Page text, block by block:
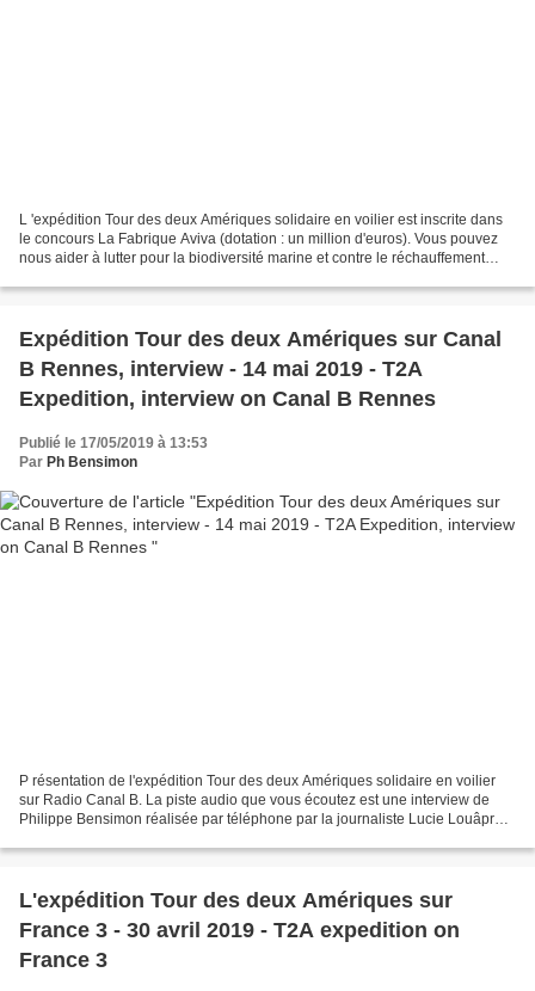
L 'expédition Tour des deux Amériques solidaire en voilier est inscrite dans
le concours La Fabrique Aviva (dotation : un million d'euros). Vous pouvez
nous aider à lutter pour la biodiversité marine et contre le réchauffement
Expédition Tour des deux Amériques sur Canal
B Rennes, interview - 14 mai 2019 - T2A
Expedition, interview on Canal B Rennes
Publié le 17/05/2019 à 13:53
Par Ph Bensimon
P résentation de l'expédition Tour des deux Amériques solidaire en voilier
sur Radio Canal B. La piste audio que vous écoutez est une interview de
Philippe Bensimon réalisée par téléphone par la journaliste Lucie Louâpre
L'expédition Tour des deux Amériques sur
France 3 - 30 avril 2019 - T2A expedition on
France 3